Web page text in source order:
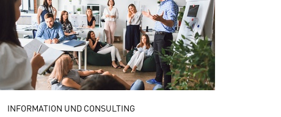
INFORMATION UND CONSULTING